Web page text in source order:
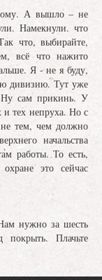
А вышло – не
Намекнули. что
что, выбирайте,
всё что нажито
Я - не я буду,
дивизию. Тут уже
Ну сам прикинь. У
и тех непруха. Но с
не тем, чем должно
начальства
работы. То есть,
это сейчас
нужно за шесть
покрыть. Плачьте